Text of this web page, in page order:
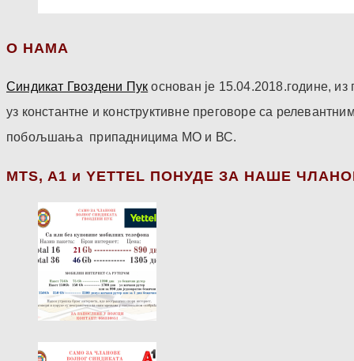
О НАМА
Синдикат Гвоздени Пук основан је 15.04.2018.године,
уз константне и конструктивне преговоре са
побољшања припадницима МО и ВС.
МТS, A1 и YETTEL ПОНУДЕ ЗА НАШЕ